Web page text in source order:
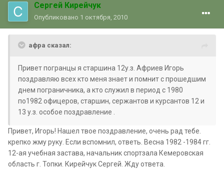
Сергей Кирейчук
Опубликовано 1 октября, 2010
aфра сказал:
Привет погранцы я старшина 12у.з. Африев Игорь
поздравляю всех кто меня знает и помнит с прошедшим
днем пограничника, а кто служил в период с 1980
по1982 офицеров, старшин, сержантов и курсантов 12 и
13 у.з. особое поздравление .
Привет, Игорь! Нашел твое поздравление, очень рад тебе.
крепко жму руку. Если вспомнил, ответь. Весна 1982 -1984 гг.
12-ая учебная застава, начальник спортзала Кемеровская
область г. Топки. Кирейчук Сергей. Жду ответа.